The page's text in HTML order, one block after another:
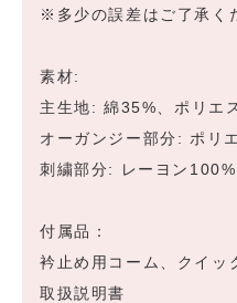
※多少の誤差はご了承く
素材:
主生地: 綿35%、ポリエ
オーガンジー部分: ポリ
刺繍部分: レーヨン100%
付属品：
衿止め用コーム、クイッ
取扱説明書